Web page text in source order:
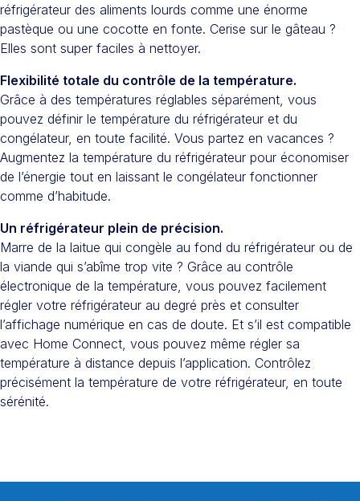
réfrigérateur des aliments lourds comme une énorme
pastèque ou une cocotte en fonte. Cerise sur le gâteau ?
Elles sont super faciles à nettoyer.
Flexibilité totale du contrôle de la température.
Grâce à des températures réglables séparément, vous
pouvez définir le température du réfrigérateur et du
congélateur, en toute facilité. Vous partez en vacances ?
Augmentez la température du réfrigérateur pour économiser
de l’énergie tout en laissant le congélateur fonctionner
comme d’habitude.
Un réfrigérateur plein de précision.
Marre de la laitue qui congèle au fond du réfrigérateur ou de
la viande qui s’abîme trop vite ? Grâce au contrôle
électronique de la température, vous pouvez facilement
régler votre réfrigérateur au degré près et consulter
l’affichage numérique en cas de doute. Et s’il est compatible
avec Home Connect, vous pouvez même régler sa
température à distance depuis l’application. Contrôlez
précisément la température de votre réfrigérateur, en toute
sérénité.